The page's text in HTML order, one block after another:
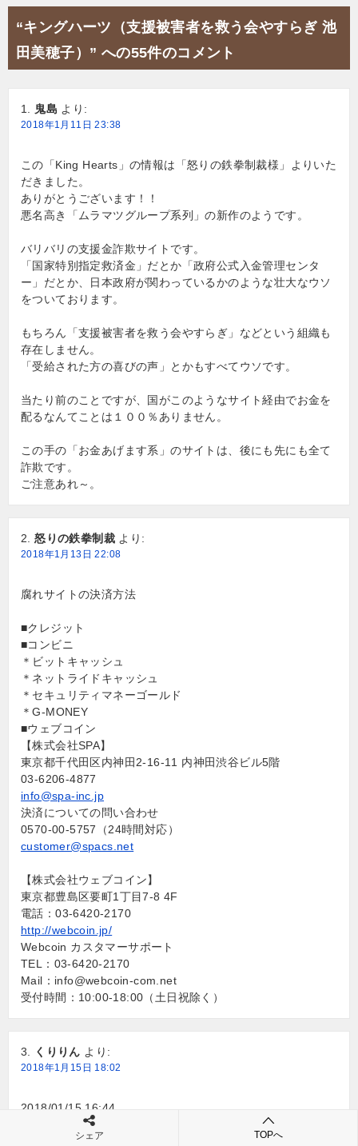
ビ
ゲ
ー
ョ
“キングハーツ（支援被害者を救う会やすらぎ 池
田美穂子）” への55件のコメント
鬼島 より:
2018年1月11日 23:38
この「King Hearts」の情報は「怒りの鉄拳制裁様」よりいた
だきました。
ありがとうございます！！
悪名高き「ムラマツグループ系列」の新作のようです。
バリバリの支援金詐欺サイトです。
「国家特別指定救済金」だとか「政府公式入金管理センタ
ー」だとか、日本政府が関わっているかのような壮大なウソ
をついております。
もちろん「支援被害者を救う会やすらぎ」などという組織も
存在しません。
「受給された方の喜びの声」とかもすべてウソです。
当たり前のことですが、国がこのようなサイト経由でお金を
配るなんてことは１００％ありません。
この手の「お金あげます系」のサイトは、後にも先にも全て
詐欺です。
ご注意あれ～。
怒りの鉄拳制裁 より:
2018年1月13日 22:08
腐れサイトの決済方法
■クレジット
■コンビニ
＊ビットキャッシュ
＊ネットライドキャッシュ
＊セキュリティマネーゴールド
＊G-MONEY
■ウェブコイン
【株式会社SPA】
東京都千代田区内神田2-16-11 内神田渋谷ビル5階
03-6206-4877
info@spa-inc.jp
決済についての問い合わせ
0570-00-5757（24時間対応）
customer@spacs.net
【株式会社ウェブコイン】
東京都豊島区要町1丁目7-8 4F
電話：03-6420-2170
http://webcoin.jp/
Webcoin カスタマーサポート
TEL：03-6420-2170
Mail： info@webcoin-com.net
受付時間：10:00-18:00（土日祝除く）
くりりん より:
2018年1月15日 18:02
2018/01/15 16:44
a6IZEm21864N7U7o08gJH7sZC@xmfb.tpeld-m1f-80jo.jp
since1985実績があるからこそ長く続いております。あなた
シェア TOPへ